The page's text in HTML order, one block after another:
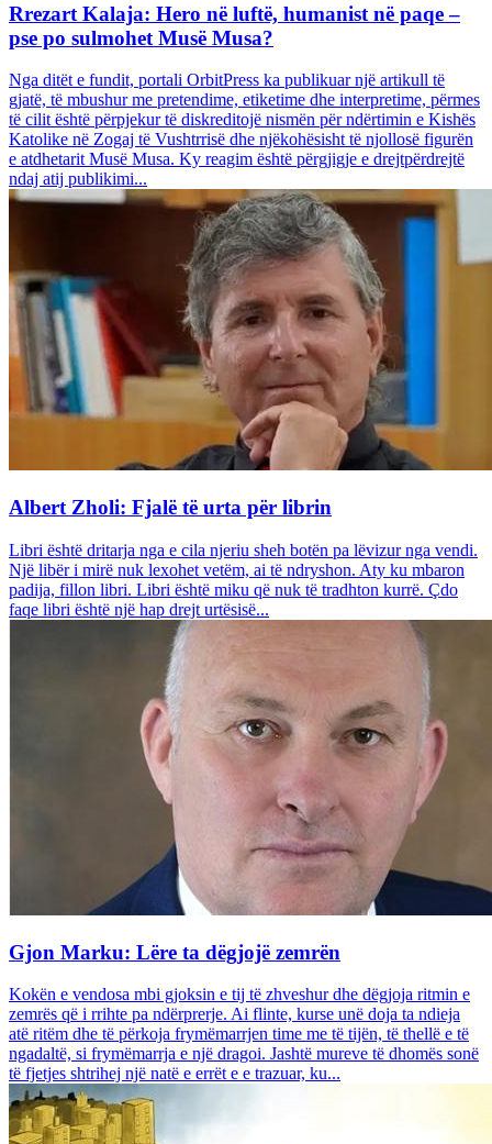
Rrezart Kalaja: Hero në luftë, humanist në paqe –
pse po sulmohet Musë Musa?
Nga ditët e fundit, portali OrbitPress ka publikuar një artikull të
gjatë, të mbushur me pretendime, etiketime dhe interpretime, përmes
të cilit është përpjekur të diskreditojë nismën për ndërtimin e Kishës
Katolike në Zogaj të Vushtrrisë dhe njëkohësisht të njollosë figurën
e atdhetarit Musë Musa. Ky reagim është përgjigje e drejtpërdrejtë
ndaj atij publikimi...
Albert Zholi: Fjalë të urta për librin
Libri është dritarja nga e cila njeriu sheh botën pa lëvizur nga vendi.
Një libër i mirë nuk lexohet vetëm, ai të ndryshon. Aty ku mbaron
padija, fillon libri. Libri është miku që nuk të tradhton kurrë. Çdo
faqe libri është një hap drejt urtësisë...
Gjon Marku: Lëre ta dëgjojë zemrën
Kokën e vendosa mbi gjoksin e tij të zhveshur dhe dëgjoja ritmin e
zemrës që i rrihte pa ndërprerje. Ai flinte, kurse unë doja ta ndieja
atë ritëm dhe të përkoja frymëmarrjen time me të tijën, të thellë e të
ngadaltë, si frymëmarrja e një dragoi. Jashtë mureve të dhomës sonë
të fjetjes shtrihej një natë e errët e e trazuar, ku...